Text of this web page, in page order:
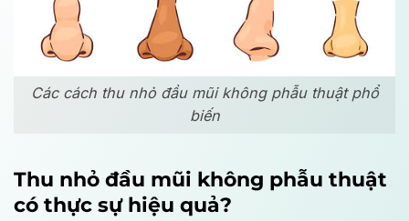
Các cách thu nhỏ đầu mũi không phẫu thuật phổ
biến
Thu nhỏ đầu mũi không phẫu thuật
có thực sự hiệu quả?